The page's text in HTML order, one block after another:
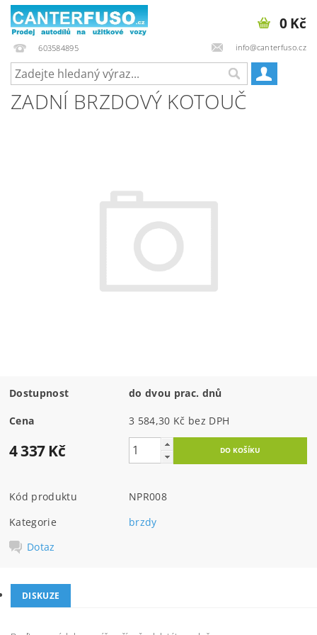
603584895 info@canterfuso.cz
0 Kč
ZADNÍ BRZDOVÝ KOTOUČ
Dostupnost do dvou prac. dnů
Cena 3 584,30 Kč bez DPH
4 337 Kč
Kód produktu
NPR008
Kategorie
brzdy
Dotaz
DISKUZE